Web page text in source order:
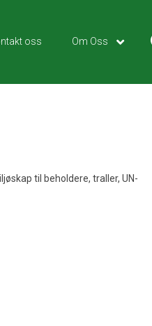
oss Om Oss
til beholdere, traller, UN-